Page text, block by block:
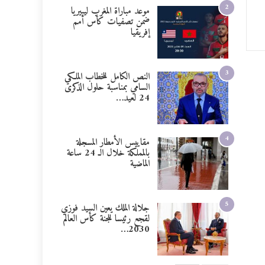
2 موعد مباراة المغرب ليبيريا
ضمن تصفيات كأس أمم
إفريقيا
3 النص الكامل للخطاب الملكي
السامي بمناسبة حلول الذكرى
24 لعيد…
4 مقاييس الأمطار المسجلة
بالمملكة خلال الـ 24 ساعة
الماضية
5 جلالة الملك يعين السيد فوزي
لقجع رئيسا للجنة كأس العالم
2030…